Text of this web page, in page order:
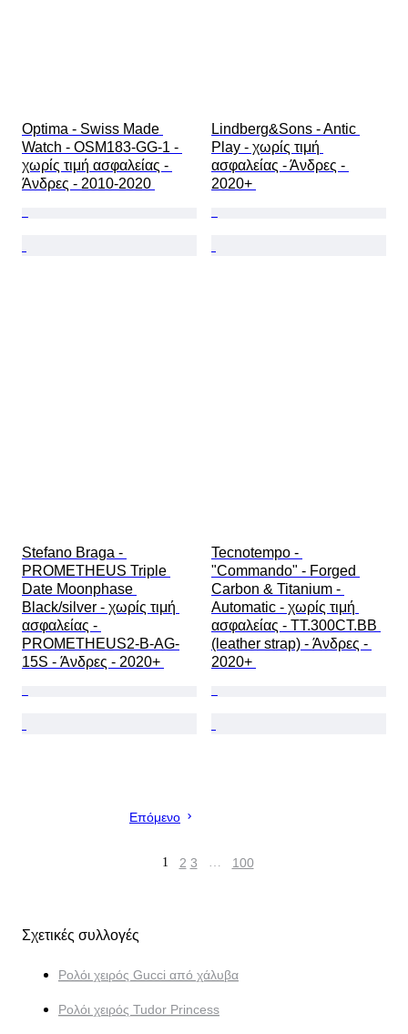
Optima - Swiss Made
Watch - OSM183-GG-1 -
χωρίς τιμή ασφαλείας -
Άνδρες - 2010-2020
Lindberg&Sons - Antic
Play - χωρίς τιμή
ασφαλείας - Άνδρες -
2020+
Stefano Braga -
PROMETHEUS Triple
Date Moonphase
Black/silver - χωρίς τιμή
ασφαλείας -
PROMETHEUS2-B-AG-
15S - Άνδρες - 2020+
Tecnotempo -
"Commando" - Forged
Carbon & Titanium -
Automatic - χωρίς τιμή
ασφαλείας - TT.300CT.BB
(leather strap) - Άνδρες -
2020+
Επόμενο
1 2 3 … 100
Σχετικές συλλογές
Ρολόι χειρός Gucci από χάλυβα
Ρολόι χειρός Tudor Princess